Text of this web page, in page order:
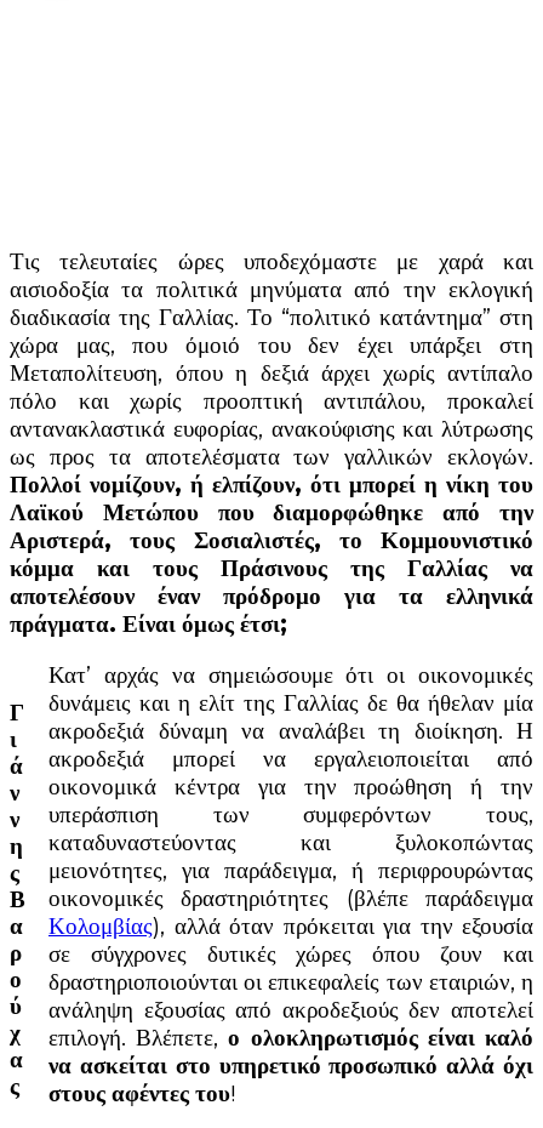
Τις τελευταίες ώρες υποδεχόμαστε με χαρά και
αισιοδοξία τα πολιτικά μηνύματα από την εκλογική
διαδικασία της Γαλλίας. Το “πολιτικό κατάντημα” στη
χώρα μας, που όμοιό του δεν έχει υπάρξει στη
Μεταπολίτευση, όπου η δεξιά άρχει χωρίς αντίπαλο
πόλο και χωρίς προοπτική αντιπάλου, προκαλεί
αντανακλαστικά ευφορίας, ανακούφισης και λύτρωσης
ως προς τα αποτελέσματα των γαλλικών εκλογών.
Πολλοί νομίζουν, ή ελπίζουν, ότι μπορεί η νίκη του
Λαϊκού Μετώπου που διαμορφώθηκε από την
Αριστερά, τους Σοσιαλιστές, το Κομμουνιστικό
κόμμα και τους Πράσινους της Γαλλίας να
αποτελέσουν έναν πρόδρομο για τα ελληνικά
πράγματα. Είναι όμως έτσι;
Γ
ι
ά
ν
ν
η
ς
Β
α
ρ
ο
ύ
χ
α
ς
Κατ’ αρχάς να σημειώσουμε ότι οι οικονομικές
δυνάμεις και η ελίτ της Γαλλίας δε θα ήθελαν μία
ακροδεξιά δύναμη να αναλάβει τη διοίκηση. Η
ακροδεξιά μπορεί να εργαλειοποιείται από
οικονομικά κέντρα για την προώθηση ή την
υπεράσπιση των συμφερόντων τους,
καταδυναστεύοντας και ξυλοκοπώντας
μειονότητες, για παράδειγμα, ή περιφρουρώντας
οικονομικές δραστηριότητες (βλέπε παράδειγμα
Κολομβίας), αλλά όταν πρόκειται για την εξουσία
σε σύγχρονες δυτικές χώρες όπου ζουν και
δραστηριοποιούνται οι επικεφαλείς των εταιριών, η
ανάληψη εξουσίας από ακροδεξιούς δεν αποτελεί
επιλογή. Βλέπετε,ο ολοκληρωτισμός είναι καλό
να ασκείται στο υπηρετικό προσωπικό αλλά όχι
στους αφέντες του!